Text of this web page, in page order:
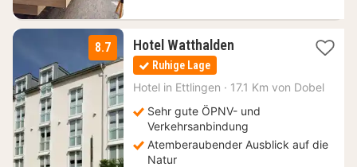
8.7 Hotel Watthalden1
99
Ruhige Lage
Hotel in Ettlingen · 17.1 Km von Dobel
Sehr gute ÖPNV- und
Verkehrsanbindung
Atemberaubender Ausblick auf die
Natur